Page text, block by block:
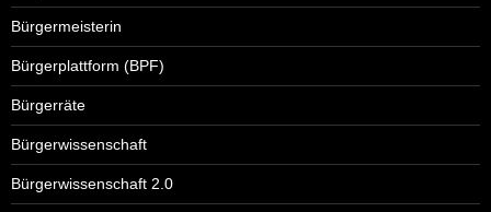
Bürgermeisterin
Bürgerplattform (BPF)
Bürgerräte
Bürgerwissenschaft
Bürgerwissenschaft 2.0